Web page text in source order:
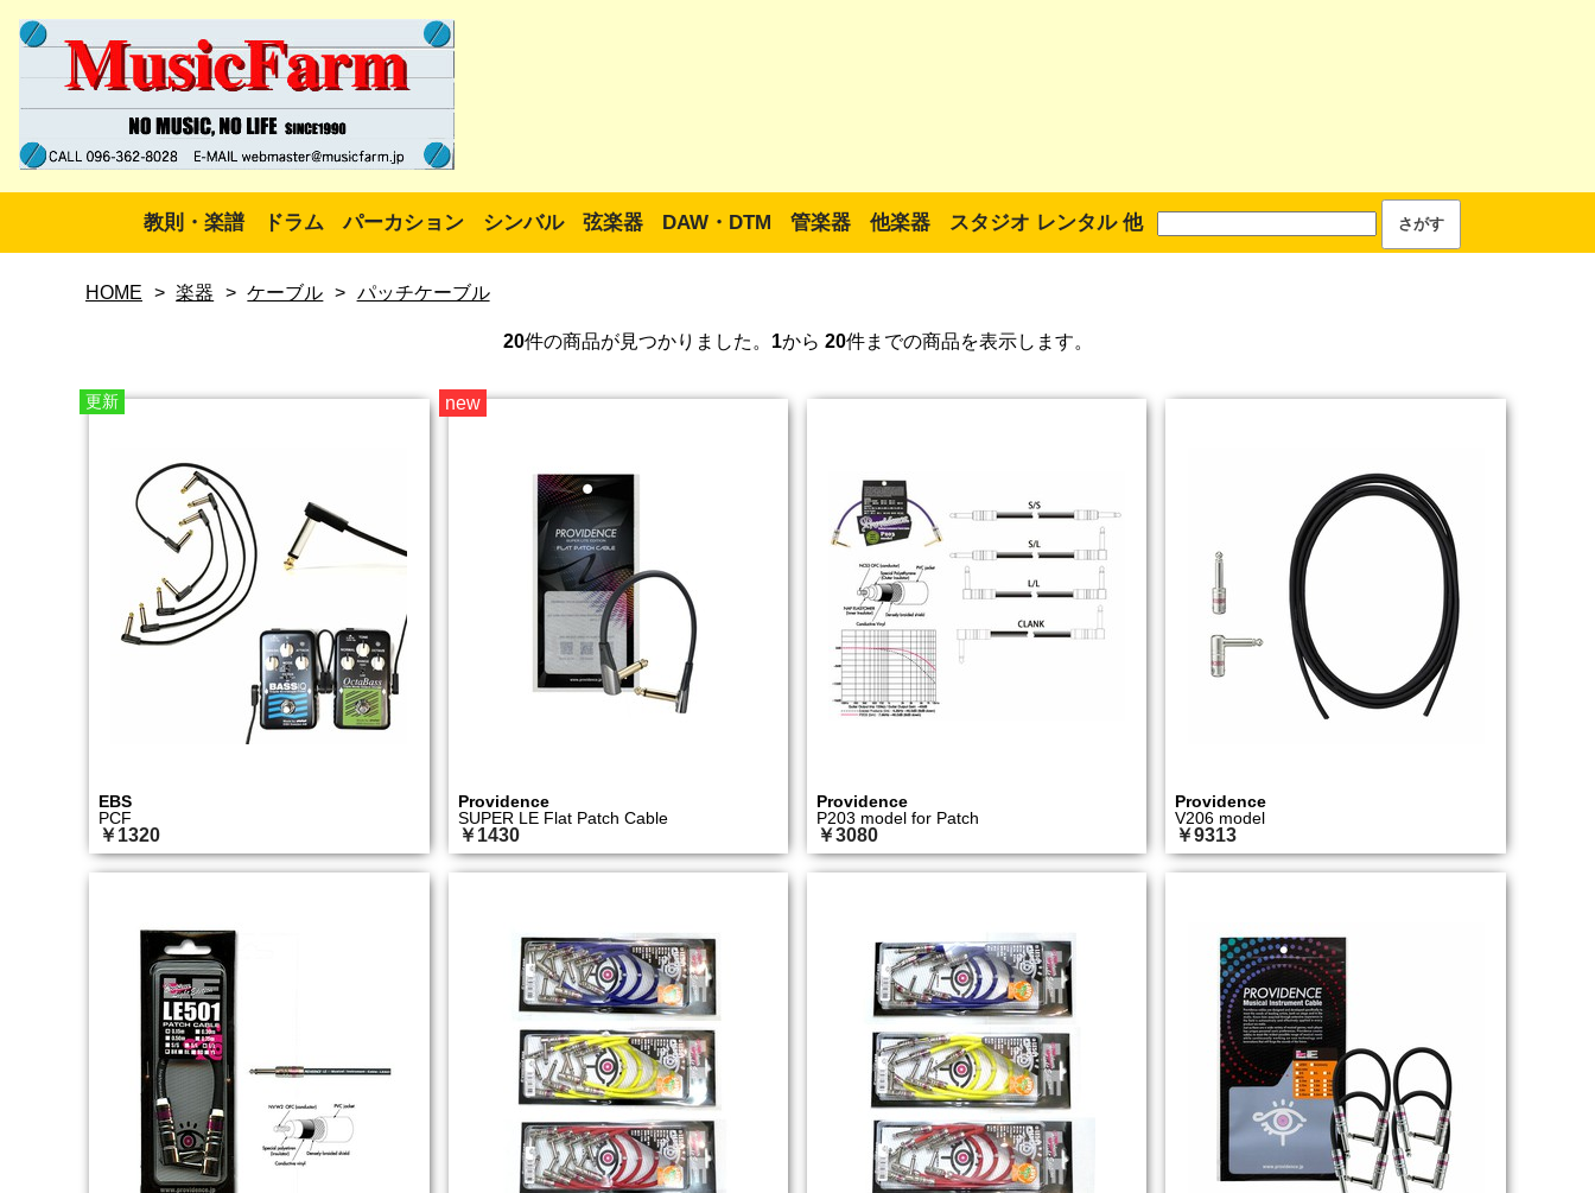
教則・楽譜 ドラム パーカション シンバル 弦楽器 DAW・DTM 管楽器 他楽器 スタジオ レンタル 他
HOME > 楽器 > ケーブル > パッチケーブル
20件の商品が見つかりました。 1から 20件までの商品を表示します。
更新
EBS
PCF
￥1320
new
Providence
SUPER LE Flat Patch Cable
￥1430
Providence
P203 model for Patch
￥3080
Providence
V206 model
￥9313